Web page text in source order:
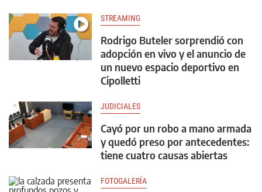
STREAMING
Rodrigo Buteler sorprendió con
adopción en vivo y el anuncio de
un nuevo espacio deportivo en
Cipolletti
JUDICIALES
Cayó por un robo a mano armada
y quedó preso por antecedentes:
tiene cuatro causas abiertas
FOTOGALERÍA